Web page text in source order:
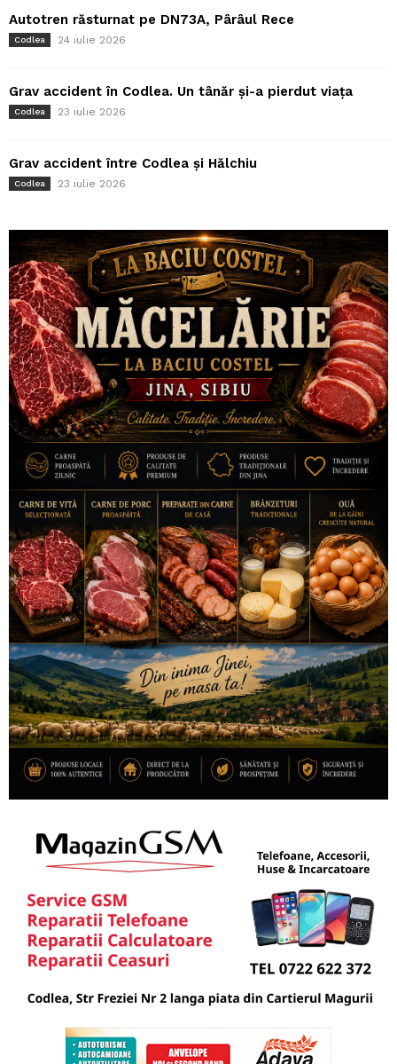
Autotren răsturnat pe DN73A, Pârâul Rece
Codlea 24 iulie 2026
Grav accident în Codlea. Un tânăr și-a pierdut viața
Codlea 23 iulie 2026
Grav accident între Codlea și Hălchiu
Codlea 23 iulie 2026